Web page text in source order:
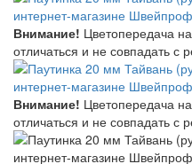
Внимание! Цветопередача
отличаться и не совпадать с
Внимание! Цветопередача
отличаться и не совпадать с